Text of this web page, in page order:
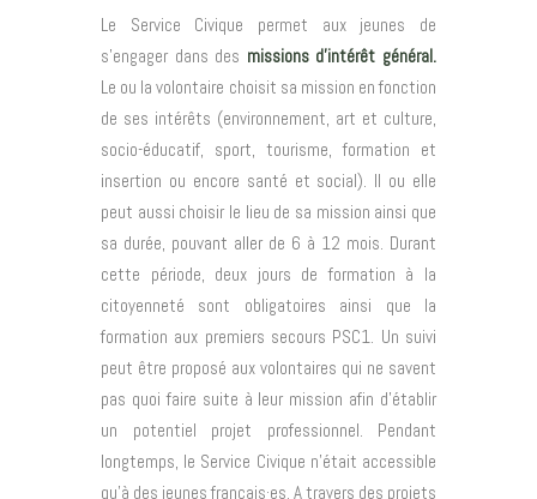
Le Service Civique permet aux jeunes de
s’engager dans des missions d’intérêt général.
Le ou la volontaire choisit sa mission en fonction
de ses intérêts (environnement, art et culture,
socio-éducatif, sport, tourisme, formation et
insertion ou encore santé et social). Il ou elle
peut aussi choisir le lieu de sa mission ainsi que
sa durée, pouvant aller de 6 à 12 mois. Durant
cette période, deux jours de formation à la
citoyenneté sont obligatoires ainsi que la
formation aux premiers secours PSC1. Un suivi
peut être proposé aux volontaires qui ne savent
pas quoi faire suite à leur mission afin d’établir
un potentiel projet professionnel. Pendant
longtemps, le Service Civique n’était accessible
qu’à des jeunesfrançais·es . A travers des projets